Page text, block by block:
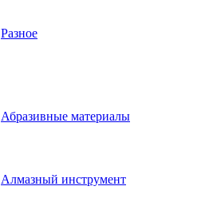
Разное
Абразивные материалы
Алмазный инструмент